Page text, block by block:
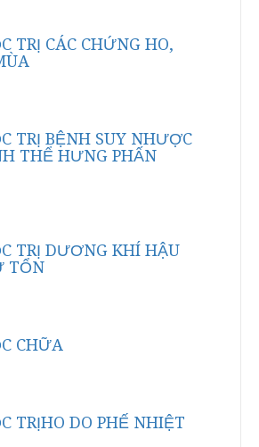
TRỊ CÁC CHỨNG HO,
TRỊ BỆNH SUY NHƯỢC
THỂ HƯNG PHẤN
TRỊ DƯƠNG KHÍ HẬU
TỔN
CHỮA
TRỊHO DO PHẾ NHIỆT